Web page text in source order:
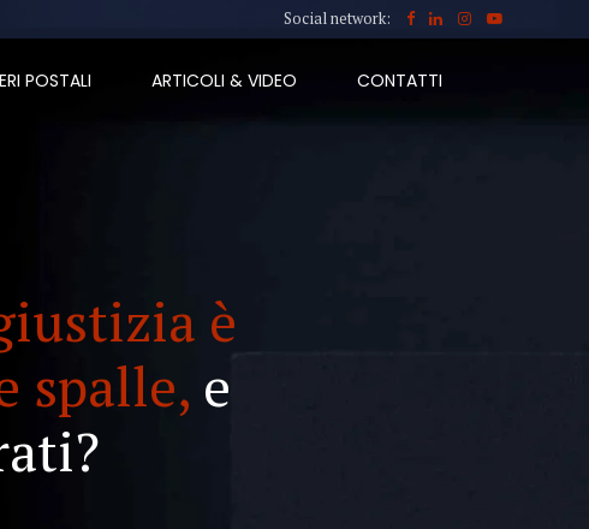
Social network:
POSTALI ARTICOLI & VIDEO CONTATTI
è
spalle, e